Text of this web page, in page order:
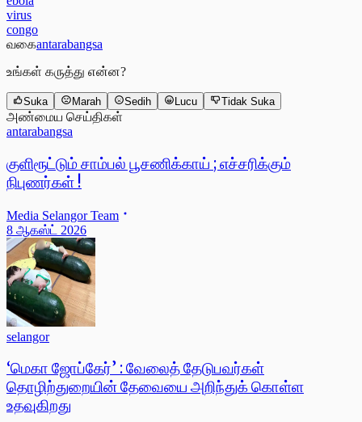
virus
congo
வகைantarabangsa
உங்கள் கருத்து என்ன?
Suka Marah Sedih Lucu Tidak Suka
அண்மைய செய்திகள்
antarabangsa
குளிரூட்டும் சாம்பல் பூசணிக்காய் ; எச்சரிக்கும்
நிபுணர்கள் !
Media Selangor Team
8 ஆகஸ்ட் 2026
selangor
‘மெகா ஜோப்கேர்’ : வேலைத் தேடுபவர்கள்
தொழிற்துறையின் தேவையை அறிந்துக் கொள்ள
உதவுகிறது